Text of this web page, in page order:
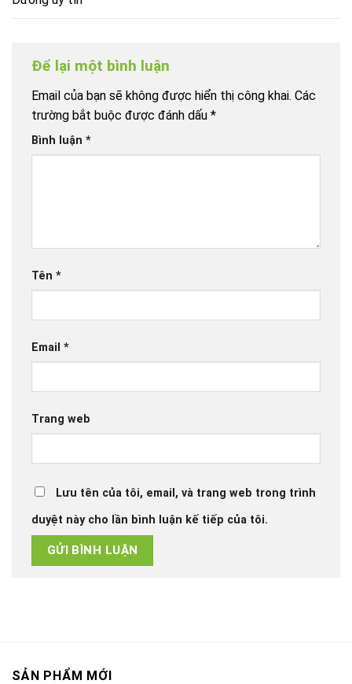
Để lại một bình luận
Email của bạn sẽ không được hiển thị công khai. Các
trường bắt buộc được đánh dấu *
Bình luận *
Tên *
Email *
Trang web
Lưu tên của tôi, email, và trang web trong trình
duyệt này cho lần bình luận kế tiếp của tôi.
SẢN PHẨM MỚI